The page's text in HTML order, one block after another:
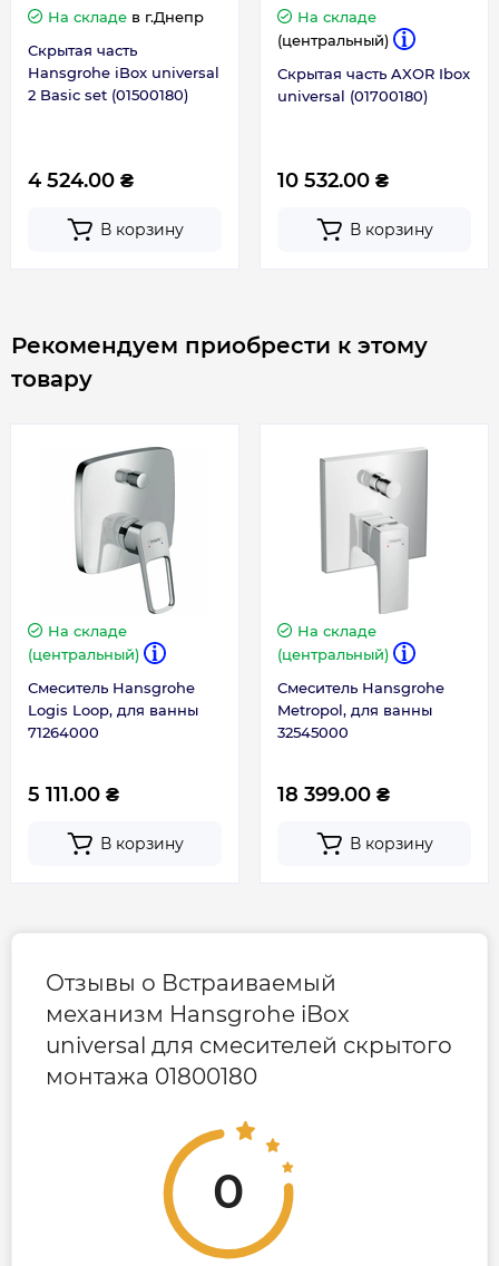
На складе в г.Днепр
Скрытая часть
Hansgrohe iBox universal
2 Basic set (01500180)
4 524.00 ₴
В корзину
На складе
(центральный)
Скрытая часть AXOR Ibox
universal (01700180)
10 532.00 ₴
В корзину
Рекомендуем приобрести к этому
товару
На складе
(центральный)
Смеситель Hansgrohe
Logis Loop, для ванны
71264000
5 111.00 ₴
В корзину
На складе
(центральный)
Смеситель Hansgrohe
Metropol, для ванны
32545000
18 399.00 ₴
В корзину
Отзывы о Встраиваемый
механизм Hansgrohe iBox
universal для смесителей скрытого
монтажа 01800180
0